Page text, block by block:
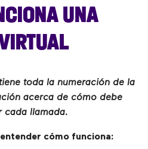
UNA
toda la numeración de la
acerca de cómo debe
cada llamada.
cómo funciona: